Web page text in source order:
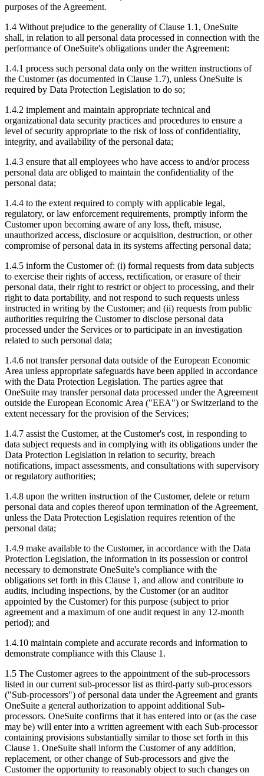
purposes of the Agreement.
1.4 Without prejudice to the generality of Clause 1.1, OneSuite
shall, in relation to all personal data processed in connection with the
performance of OneSuite's obligations under the Agreement:
1.4.1 process such personal data only on the written instructions of
the Customer (as documented in Clause 1.7), unless OneSuite is
required by Data Protection Legislation to do so;
1.4.2 implement and maintain appropriate technical and
organizational data security practices and procedures to ensure a
level of security appropriate to the risk of loss of confidentiality,
integrity, and availability of the personal data;
1.4.3 ensure that all employees who have access to and/or process
personal data are obliged to maintain the confidentiality of the
personal data;
1.4.4 to the extent required to comply with applicable legal,
regulatory, or law enforcement requirements, promptly inform the
Customer upon becoming aware of any loss, theft, misuse,
unauthorized access, disclosure or acquisition, destruction, or other
compromise of personal data in its systems affecting personal data;
1.4.5 inform the Customer of: (i) formal requests from data subjects
to exercise their rights of access, rectification, or erasure of their
personal data, their right to restrict or object to processing, and their
right to data portability, and not respond to such requests unless
instructed in writing by the Customer; and (ii) requests from public
authorities requiring the Customer to disclose personal data
processed under the Services or to participate in an investigation
related to such personal data;
1.4.6 not transfer personal data outside of the European Economic
Area unless appropriate safeguards have been applied in accordance
with the Data Protection Legislation. The parties agree that
OneSuite may transfer personal data processed under the Agreement
outside the European Economic Area ("EEA") or Switzerland to the
extent necessary for the provision of the Services;
1.4.7 assist the Customer, at the Customer's cost, in responding to
data subject requests and in complying with its obligations under the
Data Protection Legislation in relation to security, breach
notifications, impact assessments, and consultations with supervisory
or regulatory authorities;
1.4.8 upon the written instruction of the Customer, delete or return
personal data and copies thereof upon termination of the Agreement,
unless the Data Protection Legislation requires retention of the
personal data;
1.4.9 make available to the Customer, in accordance with the Data
Protection Legislation, the information in its possession or control
necessary to demonstrate OneSuite's compliance with the
obligations set forth in this Clause 1, and allow and contribute to
audits, including inspections, by the Customer (or an auditor
appointed by the Customer) for this purpose (subject to prior
agreement and a maximum of one audit request in any 12-month
period); and
1.4.10 maintain complete and accurate records and information to
demonstrate compliance with this Clause 1.
1.5 The Customer agrees to the appointment of the sub-processors
listed in our current sub-processor list as third-party sub-processors
("Sub-processors") of personal data under the Agreement and grants
OneSuite a general authorization to appoint additional Sub-
processors. OneSuite confirms that it has entered into or (as the case
may be) will enter into a written agreement with each Sub-processor
containing provisions substantially similar to those set forth in this
Clause 1. OneSuite shall inform the Customer of any addition,
replacement, or other change of Sub-processors and give the
Customer the opportunity to reasonably object to such changes on